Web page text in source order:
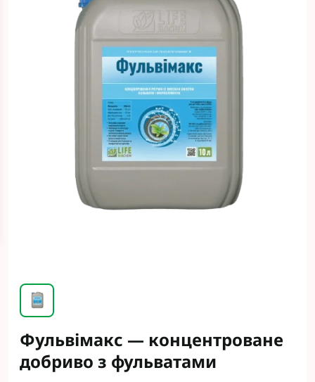
Фульвімакс — концентроване
добриво з фульватами